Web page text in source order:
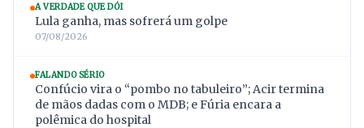
A VERDADE QUE DÓI
Lula ganha, mas sofrerá um golpe
07/08/2026
FALANDO SÉRIO
Confúcio vira o “pombo no tabuleiro”; Acir termina
de mãos dadas com o MDB; e Fúria encara a
polêmica do hospital